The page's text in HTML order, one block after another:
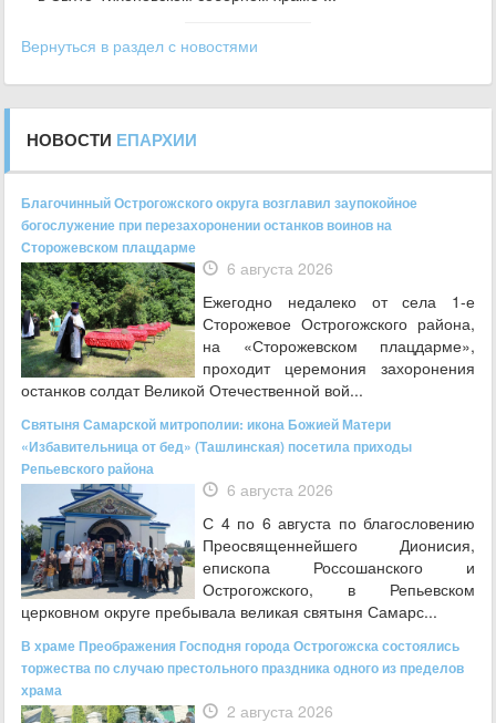
Вернуться в раздел с новостями
НОВОСТИ ЕПАРХИИ
Благочинный Острогожского округа возглавил заупокойное
богослужение при перезахоронении останков воинов на
Сторожевском плацдарме
6 августа 2026
Ежегодно недалеко от села 1-е
Сторожевое Острогожского района,
на «Сторожевском плацдарме»,
проходит церемония захоронения
останков солдат Великой Отечественной вой...
Святыня Самарской митрополии: икона Божией Матери
«Избавительница от бед» (Ташлинская) посетила приходы
Репьевского района
6 августа 2026
С 4 по 6 августа по благословению
Преосвященнейшего Дионисия,
епископа Россошанского и
Острогожского, в Репьевском
церковном округе пребывала великая святыня Самарс...
В храме Преображения Господня города Острогожска состоялись
торжества по случаю престольного праздника одного из пределов
храма
2 августа 2026